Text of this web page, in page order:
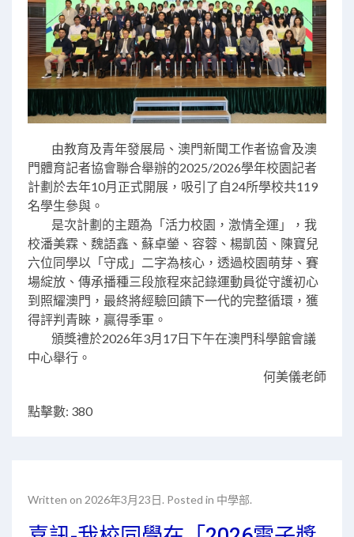
由教育及青年發展局、澳門新聞工作者協會及澳
門體育記者協會聯合舉辦的2025/2026學年校園記者
計劃於去年10月正式開展，吸引了自24所學校共119
名學生參與。
是次計劃的主題為 「活力校園，激情全運 」
，我
校潘美霖、魏語鑫、蘇卓鎣、容蓉、楊凱茵、陳寶兒
六位同學以「守成」二字為核心，透過校園萌芽、賽
場綻放、傳承播種三段旅程來記錄運動員從守護初心
到照耀澳門，最終將經驗回饋下一代的完整循環，獲
得評判青睞，贏得季軍。
頒獎禮於2026年3月17日下午在澳門科學館會議
中心舉行。
何美儀老師
點擊數: 380
Written on 2026年3月23日. Posted in 中學部.